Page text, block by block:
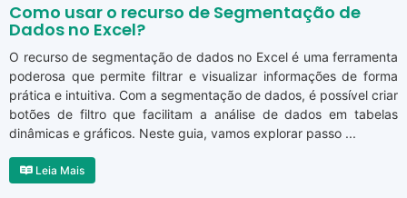
Como usar o recurso de Segmentação de
Dados no Excel?
O recurso de segmentação de dados no Excel é uma ferramenta
poderosa que permite filtrar e visualizar informações de forma
prática e intuitiva. Com a segmentação de dados, é possível criar
botões de filtro que facilitam a análise de dados em tabelas
dinâmicas e gráficos. Neste guia, vamos explorar passo ...
Leia Mais